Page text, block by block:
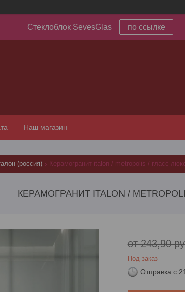
Стеклоблок SevesGlas по ссылке
Наш магазин
(россия) Керамогранит italon / metropolis / гласс
КЕРАМОГРАНИТ ITALON /
от 243,90
Под заказ
Отправка с